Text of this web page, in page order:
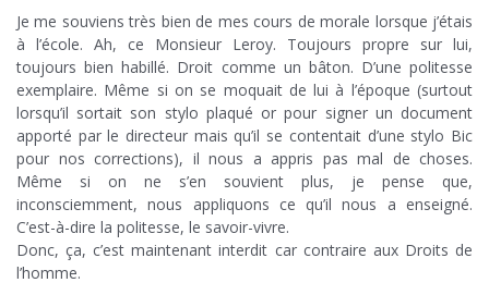
Je me souviens très bien de mes cours de morale lorsque j’étais
à l’école. Ah, ce Monsieur Leroy. Toujours propre sur lui,
toujours bien habillé. Droit comme un bâton. D’une politesse
exemplaire. Même si on se moquait de lui à l’époque (surtout
lorsqu’il sortait son stylo plaqué or pour signer un document
apporté par le directeur mais qu’il se contentait d’une stylo Bic
pour nos corrections), il nous a appris pas mal de choses.
Même si on ne s’en souvient plus, je pense que,
inconsciemment, nous appliquons ce qu’il nous a enseigné.
C’est-à-dire la politesse, le savoir-vivre.
Donc, ça, c’est maintenant interdit car contraire aux Droits de
l’homme.